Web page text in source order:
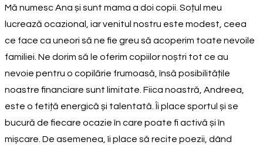
Mă numesc Ana și sunt mama a doi copii. Soțul meu
lucrează ocazional, iar venitul nostru este modest, ceea
ce face ca uneori să ne fie greu să acoperim toate nevoile
familiei. Ne dorim să le oferim copiilor noștri tot ce au
nevoie pentru o copilărie frumoasă, însă posibilitățile
noastre financiare sunt limitate. Fiica noastră, Andreea,
este o fetiță energică și talentată. Îi place sportul și se
bucură de fiecare ocazie în care poate fi activă și în
mișcare. De asemenea, îi place să recite poezii, dând